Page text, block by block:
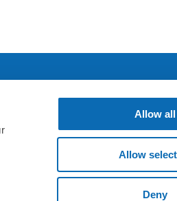
Allow all
Allow
Deny